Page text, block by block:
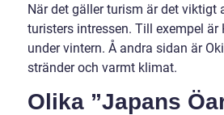
När det gäller turism är det viktigt
turisters intressen. Till exempel
under vintern. Å andra sidan är
stränder och varmt klimat.
Olika ”Japans